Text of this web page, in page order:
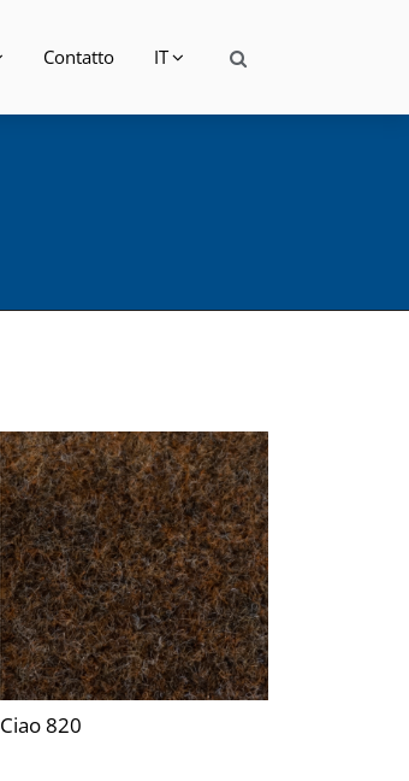
Contatto IT
Ciao 820